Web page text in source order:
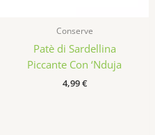
Conserve
Patè di Sardellina
Piccante Con ‘Nduja
4,99€